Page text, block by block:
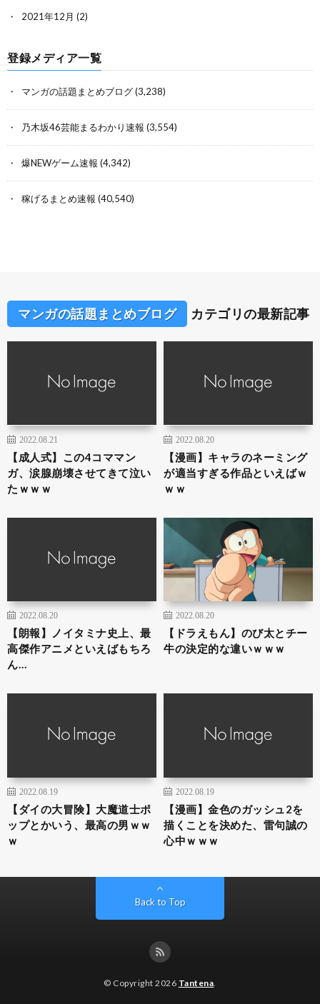
2021年12月 (2)
登録メディア一覧
マンガの話題まとめブログ(3,238)
乃木坂46芸能まるわかり速報 (3,554)
爆NEWゲーム速報 (4,342)
稼げるまとめ速報 (40,540)
マンガの話題まとめブログ カテゴリの最新記事
2022.08.21
【成人式】この4コママン
ガ、涙腺崩壊させてきて泣い
たｗｗｗ
2022.08.20
【漫画】キャラのネーミング
が適当すぎる作品といえばｗ
ｗｗ
2022.08.20
【朗報】ノイタミナ史上、最
高傑作アニメといえばもちろ
ん…
2022.08.20
【ドラえもん】のび太とチー
牛の決定的な違いｗｗｗ
2022.08.19
【ダイの大冒険】大魔道士ポ
ップとかいう、最高の男ｗｗ
ｗ
2022.08.19
【漫画】金色のガッシュ2を
描くことを決めた、雷句誠の
心中ｗｗｗ
Back to Top
© Copyright 2026 Tantena